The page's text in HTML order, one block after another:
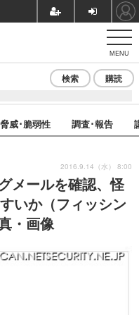
MENU
検索 購読
脅威･脆弱性 調査･報告
メールを確認、怪
いか（フィッシン
・画像
2016.9.14（水） 8:00